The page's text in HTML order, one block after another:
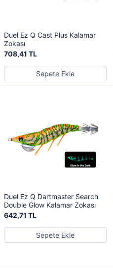
Duel Ez Q Cast Plus Kalamar
Zokası
708,41 TL
Sepete Ekle
Duel Ez Q Dartmaster Search
Double Glow Kalamar Zokası
642,71 TL
Sepete Ekle